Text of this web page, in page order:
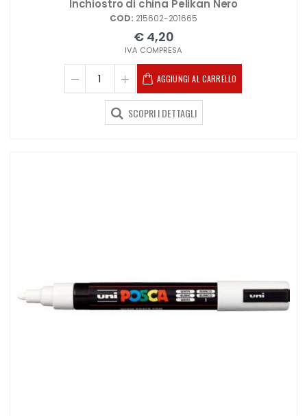
Inchiostro di china Pelikan Nero
COD: 215602-201665
€ 4,20
IVA COMPRESA
AGGIUNGI AL CARRELLO
SCOPRI I DETTAGLI